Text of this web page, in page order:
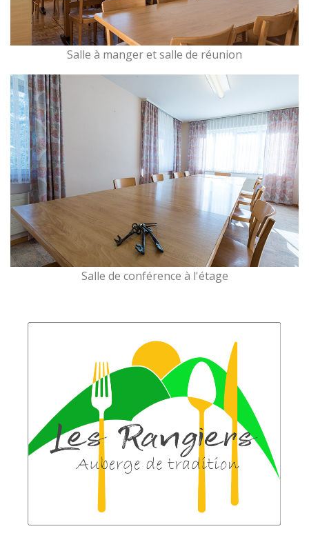
Salle à manger et salle de réunion
Salle de conférence à l'étage